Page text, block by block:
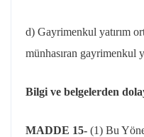
d) Gayrimenkul yatırım
münhasıran gayrimenkul
Bilgi ve belgelerden
MADDE 15- (1) Bu